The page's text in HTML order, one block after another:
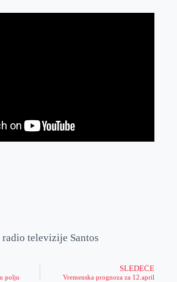
televizije Santos
polju
SLEDEĆE
Vremenska prognoza za 12.april